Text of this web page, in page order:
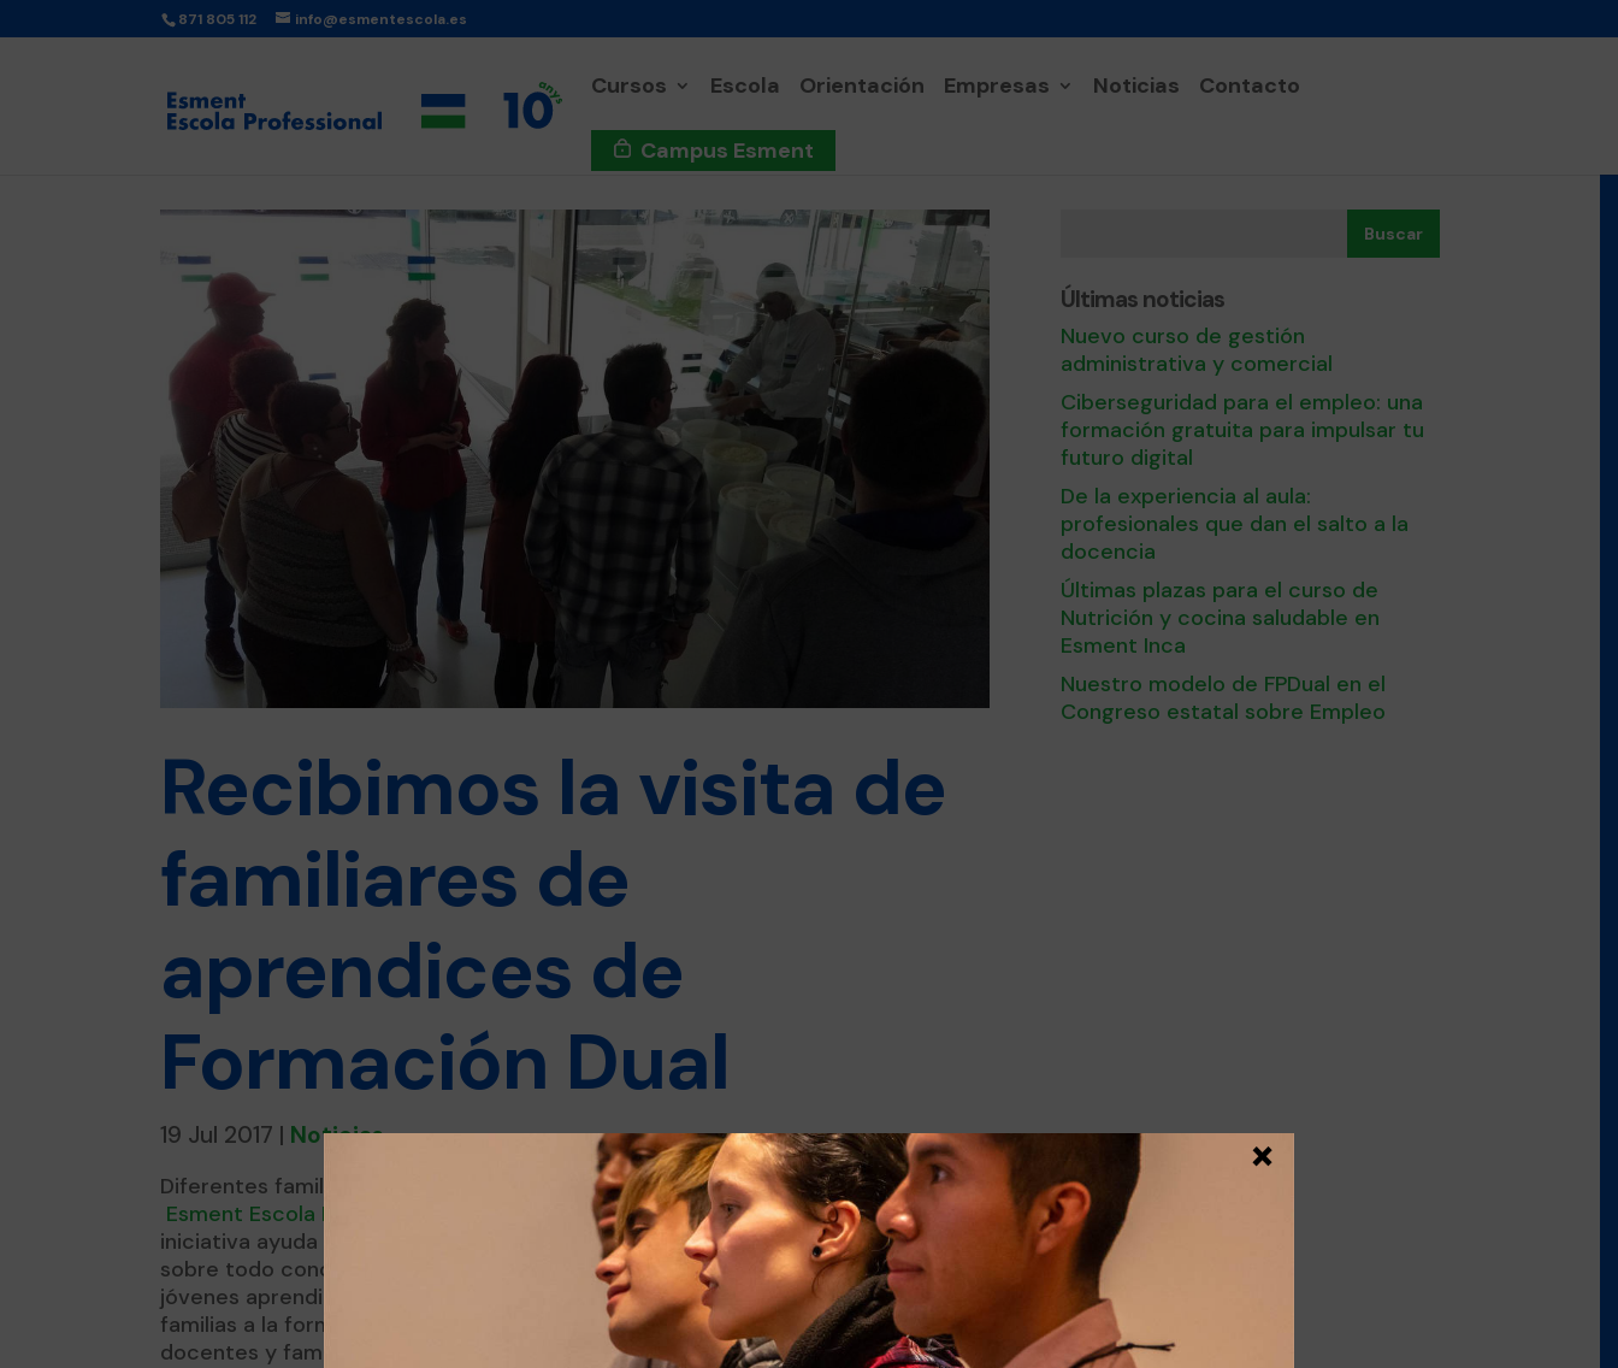
871 805 112 info@esmentescola.es
Cursos Escola Orientación Empresas Noticias Contacto
Campus Esment
Recibimos la visita de
familiares de
aprendices de
Formación Dual
19 Jul 2017 | Noticias
Diferentes familiares de los aprendices de #FormaciónDual han visitado
Esment Escola Professional
con el equipo de orientación & formación. Esta
iniciativa ayuda a poder acercarse a la metodología de enseñanza del centro y
sobre todo conocer los diferentes espacios de formación y equipos que los
jóvenes aprendices utilizan para su formación. El objetivo es acercar a las
familias a la formación y establecer un vínculo cercano, de esta manera,
docentes y familias pueden ayudar al futuro de los jóvenes de forma más eficaz.
Buscar
Últimas noticias
Nuevo curso de gestión
administrativa y comercial
Ciberseguridad para el empleo: una
formación gratuita para impulsar tu
futuro digital
De la experiencia al aula:
profesionales que dan el salto a la
docencia
Últimas plazas para el curso de
Nutrición y cocina saludable en
Esment Inca
Nuestro modelo de FPDual en el
Congreso estatal sobre Empleo
×